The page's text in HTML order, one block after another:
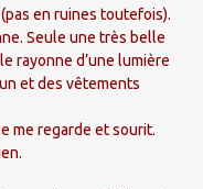
en ruines toutefois).
Seule une très belle
rayonne d’une lumière
et des vêtements
me regarde et sourit.